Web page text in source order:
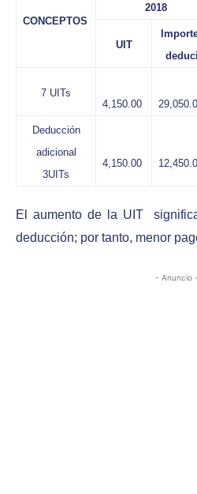
CONCEPTOS
2018
UIT
7 UITs
4,150.00
Deducción
adicional
3UITs
4,150.00
El aumento de la UIT
deducción; por tanto, menor
- Anuncio -